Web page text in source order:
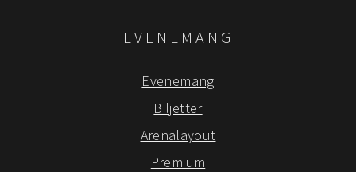
EVENEMANG
Evenemang
Biljetter
Arenalayout
Premium